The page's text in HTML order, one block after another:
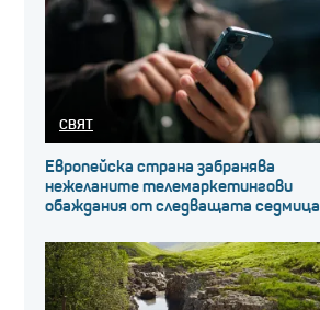
СВЯТ
Европейска страна забранява
нежеланите телемаркетингови
обаждания от следващата седмица